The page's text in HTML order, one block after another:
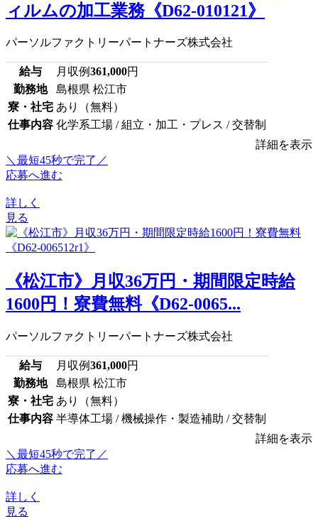
ィルムの加工業務《D62-010121》
パーソルファクトリーパートナーズ株式会社
給与 月収例361,000円
勤務地
島根県 松江市
寮・社宅 あり（無料）
仕事内容 化学系工場 / 組立・加工・プレス / 交替制
詳細を表示
＼最短45秒で完了／
応募へ進む
詳しく
見る
《松江市》月収36万円・期間限定時給
1600円！寮費無料《D62-0065...
パーソルファクトリーパートナーズ株式会社
給与 月収例361,000円
勤務地
島根県 松江市
寮・社宅 あり（無料）
仕事内容 半導体工場 / 機械操作・製造補助 / 交替制
詳細を表示
＼最短45秒で完了／
応募へ進む
詳しく
見る